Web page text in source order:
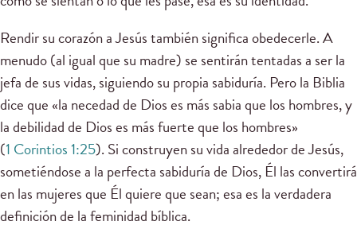
Rendir su corazón a Jesús también significa obedecerle. A
menudo (al igual que su madre) se sentirán tentadas a ser la
jefa de sus vidas, siguiendo su propia sabiduría. Pero la Biblia
dice que «la necedad de Dios es más sabia que los hombres, y
la debilidad de Dios es más fuerte que los hombres»
(1 Corintios 1:25). Si construyen su vida alrededor de Jesús,
sometiéndose a la perfecta sabiduría de Dios, Él las convertirá
en las mujeres que Él quiere que sean; esa es la verdadera
definición de la feminidad bíblica.